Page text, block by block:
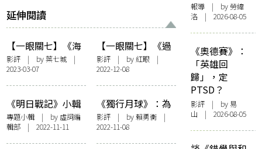
延伸閱讀
【一眼關七】《海
邊電影院》：靜觀
時代的門窗
影評 | by 葉七城 |
2023-03-07
【一眼關七】《過
時．過節》：齊齊
整整吃一盆支離破
碎的菜
影評| by紅眼|
2022-12-08
《明日戰記》小輯
專題小輯 | by 虛詞編
輯部 | 2022-11-11
《獨行月球》：為
甚麼漫畫比電影更
耐看
影評| by賴勇衡|
2022-11-08
報導 | by 勞緯
洛 | 2026-08-05
《奧德賽》：
「英雄回
歸」，定
PTSD？
影評 | by 易
山 | 2026-08-05